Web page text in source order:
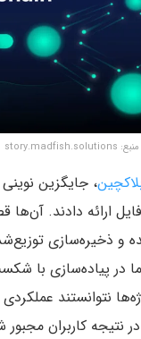
منبع: story.madfish.solutions
، جایگزین
ارائه دادند. آن‌ها
و ذخیره‌سازی
در پیاده‌سازی با
نتوانستند
نتیجه کاربران